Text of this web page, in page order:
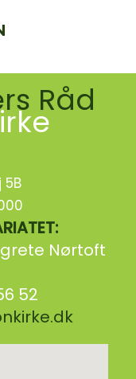
Råd
5B
Nørtoft
52